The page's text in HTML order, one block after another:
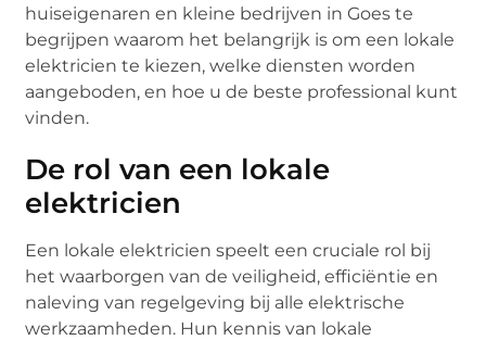
huiseigenaren en kleine bedrijven in Goes te
begrijpen waarom het belangrijk is om een lokale
elektricien te kiezen, welke diensten worden
aangeboden, en hoe u de beste professional kunt
vinden.
De rol van een lokale
elektricien
Een lokale elektricien speelt een cruciale rol bij
het waarborgen van de veiligheid, efficiëntie en
naleving van regelgeving bij alle elektrische
werkzaamheden. Hun kennis van lokale